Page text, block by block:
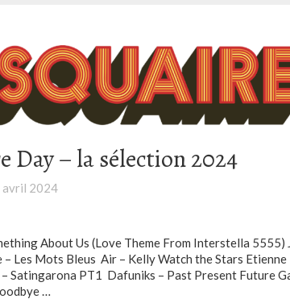
Day – la sélection 2024
avril 2024
About Us (Love Theme From Interstella 5555)
Les Mots Bleus Air – Kelly Watch the Stars
Satingarona PT1 Dafuniks – Past Present Future
…